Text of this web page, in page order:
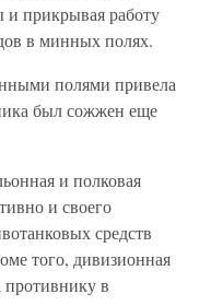
и прикрывая работу
в минных полях.
полями привела
был сожжен еще
и полковая
и своего
средств
того, дивизионная
противнику в